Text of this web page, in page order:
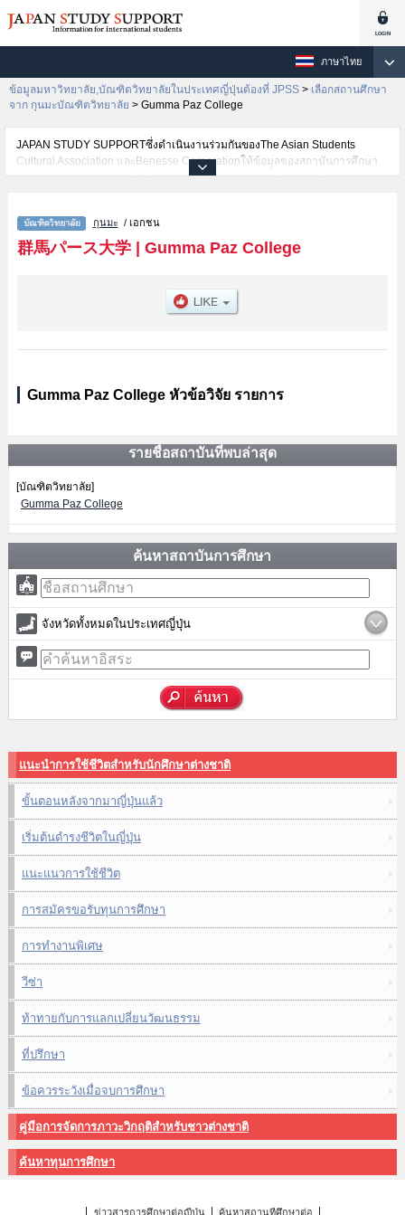
ภาษาไทย
ข้อมูลมหาวิทยาลัย,บัณฑิตวิทยาลัยในประเทศญี่ปุ่นต้องที่ JPSS > เลือกสถานศึกษา
จาก กุนมะบัณฑิตวิทยาลัย > Gumma Paz College
JAPAN STUDY SUPPORTซึ่งดำเนินงานร่วมกันของThe Asian Students
Cultural Association และBenesse Corporationให้ข้อมูลของสถาบันการศึกษา
ระดับมหาวิทยาลัย・บัณฑิตวิทยาลัย・วิทยาลัยระดับอนุปริญญา・วิทยาลัย
ชาติเช่น เป็นต้น,ข้อมูลของแต่ละสาขาวิจัย,ข้อมูลการสอบคัดเลือกเข้าศึกษาเช่น
จำนวนคนที่รับสมัครหรือจำนวนคนที่ผ่านการสอบคัดเลือกเป็นต้น,แนะนำสถาน
ที่,การเดินทางเป็นต้นไว้ด้วยดังนั้นขอเชิญใช้บริการค้นหาข้อมูลตามอัธยาศัย
กุนมะ / เอกชน
群馬パース大学| Gumma Paz College
Gumma Paz College หัวข้อวิจัย รายการ
รายชื่อสถาบันที่พบล่าสุด
[บัณฑิตวิทยาลัย]
Gumma Paz College
ค้นหาสถาบันการศึกษา
จังหวัดทั้งหมดในประเทศญี่ปุ่น
แนะนำการใช้ชีวิตสำหรับนักศึกษาต่างชาติ
ขั้นตอนหลังจากมาญี่ปุ่นแล้ว
เริ่มต้นดำรงชีวิตในญี่ปุ่น
แนะแนวการใช้ชีวิต
การสมัครขอรับทุนการศึกษา
การทำงานพิเศษ
วีซ่า
ท้าทายกับการแลกเปลี่ยนวัฒนธรรม
ที่ปรึกษา
ข้อควรระวังเมื่อจบการศึกษา
คู่มือการจัดการภาวะวิกฤติสำหรับชาวต่างชาติ
ค้นหาทุนการศึกษา
ข่าวสารการศึกษาต่อญี่ปุ่น
ค้นหาสถานที่ศึกษาต่อ